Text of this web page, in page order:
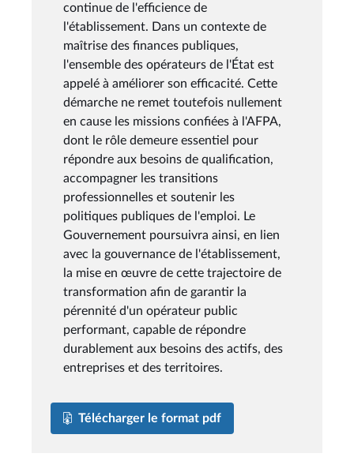
continue de l'efficience de
l'établissement. Dans un contexte de
maîtrise des finances publiques,
l'ensemble des opérateurs de l'État est
appelé à améliorer son efficacité. Cette
démarche ne remet toutefois nullement
en cause les missions confiées à l'AFPA,
dont le rôle demeure essentiel pour
répondre aux besoins de qualification,
accompagner les transitions
professionnelles et soutenir les
politiques publiques de l'emploi. Le
Gouvernement poursuivra ainsi, en lien
avec la gouvernance de l'établissement,
la mise en œuvre de cette trajectoire de
transformation afin de garantir la
pérennité d'un opérateur public
performant, capable de répondre
durablement aux besoins des actifs, des
entreprises et des territoires.
Télécharger le format pdf